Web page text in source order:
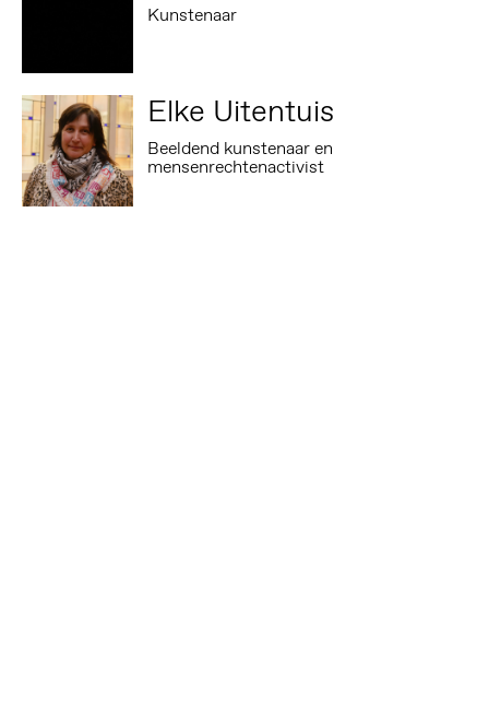
Kunstenaar
Elke Uitentuis
Beeldend kunstenaar en
mensenrechtenactivist